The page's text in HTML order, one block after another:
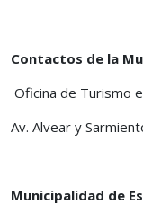
Contactos de la
Oficina de Turismo
Av. Alvear y
Municipalidad de